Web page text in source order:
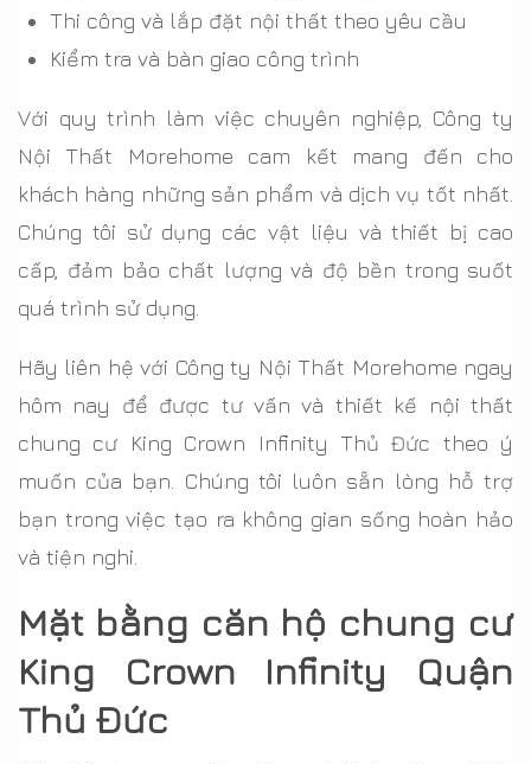
Thi công và lắp đặt nội thất theo yêu cầu
Kiểm tra và bàn giao công trình
Với quy trình làm việc chuyên nghiệp, Công ty
Nội Thất Morehome cam kết mang đến cho
khách hàng những sản phẩm và dịch vụ tốt nhất.
Chúng tôi sử dụng các vật liệu và thiết bị cao
cấp, đảm bảo chất lượng và độ bền trong suốt
quá trình sử dụng.
Hãy liên hệ với Công ty Nội Thất Morehome ngay
hôm nay để được tư vấn và thiết kế nội thất
chung cư King Crown Infinity Thủ Đức theo ý
muốn của bạn. Chúng tôi luôn sẵn lòng hỗ trợ
bạn trong việc tạo ra không gian sống hoàn hảo
và tiện nghi.
Mặt bằng căn hộ chung cư
King Crown Infinity Quận
Thủ Đức